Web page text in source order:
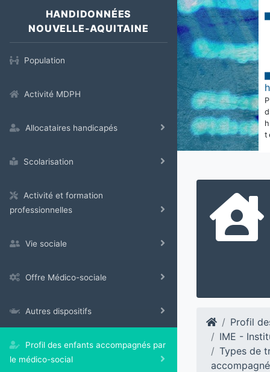
HANDIDONNÉES
NOUVELLE-AQUITAINE
Population
Activité MDPH
Allocataires handicapés
Scolarisation
Activité et formation
professionnelles
Vie sociale
Offre Médico-sociale
Autres dispositifs
Profil des enfants accompagnés par
le médico-social
Profil
IME -
Types de